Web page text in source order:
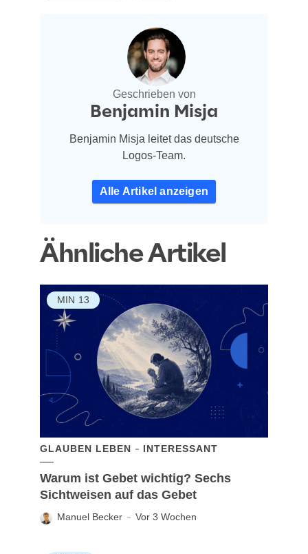
Geschrieben von
Benjamin Misja
Benjamin Misja leitet das deutsche
Logos-Team.
Alle Artikel anzeigen
Ähnliche Artikel
MIN 13
GLAUBEN LEBEN INTERESSANT
Warum ist Gebet wichtig? Sechs
Sichtweisen auf das Gebet
Manuel Becker Vor 3 Wochen